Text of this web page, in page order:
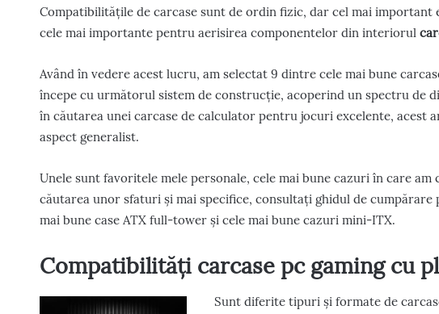
Compatibilitățile de carcase sunt de ordin fizic, dar cel mai
cele mai importante pentru aerisirea componentelor din interiorul
Având în vedere acest lucru, am selectat 9 dintre cele mai bune
începe cu următorul sistem de construcție, acoperind un spectru de
în căutarea unei carcase de calculator pentru jocuri excelente,
aspect generalist.
Unele sunt favoritele mele personale, cele mai bune cazuri în care
căutarea unor sfaturi și mai specifice, consultați ghidul de cumpărare
mai bune case ATX full-tower și cele mai bune cazuri mini-ITX.
Compatibilități carcase pc gaming cu
Sunt diferite tipuri și formate de